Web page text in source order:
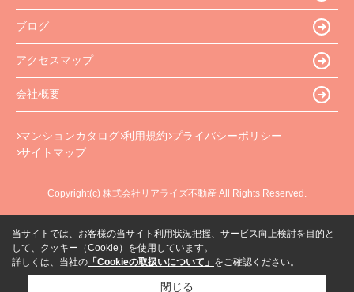
ブログ
アクセスマップ
会社概要
マンションカタログ 利用規約 プライバシーポリシー
サイトマップ
Copyright(c) 株式会社リアライズ不動産 All Rights Reserved.
当サイトでは、お客様の当サイト利用状況把握、サービス向上検討を目的と
して、クッキー（Cookie）を使用しています。
詳しくは、当社の 「Cookieの取扱いについて」 をご確認ください。
閉じる